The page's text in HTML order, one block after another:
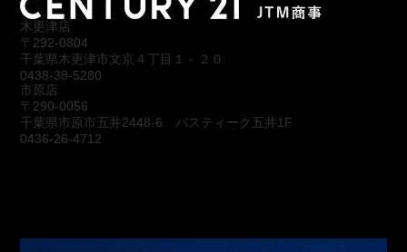
木更津店
〒292-0804
千葉県木更津市文京４丁目１－２０
0438-38-5280
市原店
〒290-0056
千葉県市原市五井2448-6 パスティーク五井1F
0436-26-4712